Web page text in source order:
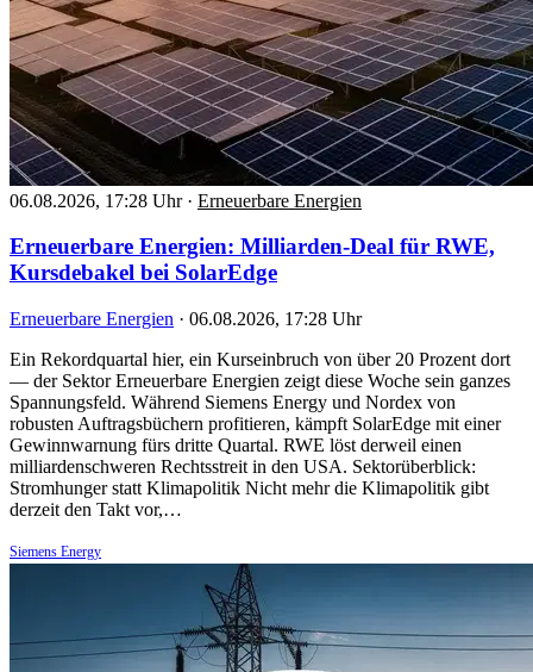
06.08.2026, 17:28 Uhr · Erneuerbare Energien
Erneuerbare Energien: Milliarden-Deal für RWE,
Kursdebakel bei SolarEdge
Erneuerbare Energien · 06.08.2026, 17:28 Uhr
Ein Rekordquartal hier, ein Kurseinbruch von über 20 Prozent dort
— der Sektor Erneuerbare Energien zeigt diese Woche sein ganzes
Spannungsfeld. Während Siemens Energy und Nordex von
robusten Auftragsbüchern profitieren, kämpft SolarEdge mit einer
Gewinnwarnung fürs dritte Quartal. RWE löst derweil einen
milliardenschweren Rechtsstreit in den USA. Sektorüberblick:
Stromhunger statt Klimapolitik Nicht mehr die Klimapolitik gibt
derzeit den Takt vor,…
Siemens Energy